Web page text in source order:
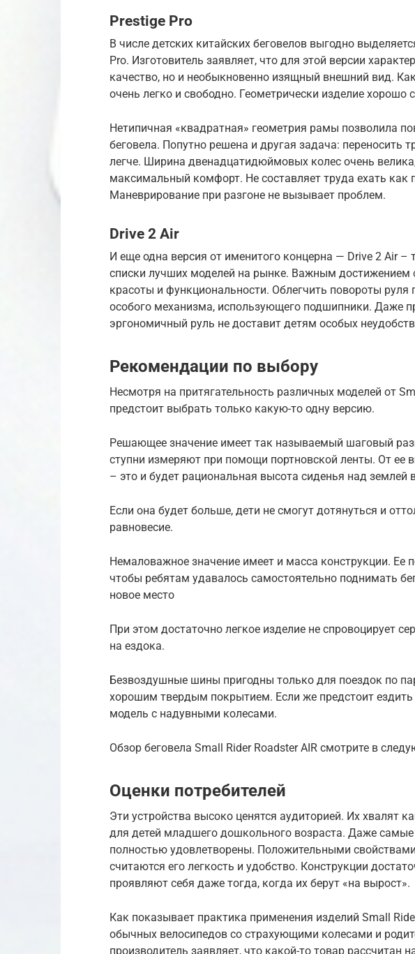
Prestige Pro
В числе детских китайских беговелов выгодно
Pro. Изготовитель заявляет, что для этой версии
качество, но и необыкновенно изящный внешний вид.
очень легко и свободно. Геометрически изделие хорошо
Нетипичная «квадратная» геометрия рамы позволила
беговела. Попутно решена и другая задача: переносить
легче. Ширина двенадцатидюймовых колес очень
максимальный комфорт. Не составляет труда ехать как
Маневрирование при разгоне не вызывает проблем.
Drive 2 Air
И еще одна версия от именитого концерна — Drive 2 Air –
списки лучших моделей на рынке. Важным достижением
красоты и функциональности. Облегчить повороты руля
особого механизма, использующего подшипники. Даже
эргономичный руль не доставит детям особых
Рекомендации по выбору
Несмотря на притягательность различных моделей от
предстоит выбрать только какую-то одну версию.
Решающее значение имеет так называемый шаговый
ступни измеряют при помощи портновской ленты. От ее
– это и будет рациональная высота сиденья над землей
Если она будет больше, дети не смогут дотянуться и
равновесие.
Немаловажное значение имеет и масса конструкции. Ее
чтобы ребятам удавалось самостоятельно поднимать
новое место
При этом достаточно легкое изделие не спровоцирует
на ездока.
Безвоздушные шины пригодны только для поездок по
хорошим твердым покрытием. Если же предстоит
модель с надувными колесами.
Обзор беговела Small Rider Roadster AIR смотрите в
Оценки потребителей
Эти устройства высоко ценятся аудиторией. Их хвалят
для детей младшего дошкольного возраста. Даже
полностью удовлетворены. Положительными
считаются его легкость и удобство. Конструкции
проявляют себя даже тогда, когда их берут «на вырост».
Как показывает практика применения изделий Small
обычных велосипедов со страхующими колесами и
производитель заявляет, что какой-то товар рассчитан